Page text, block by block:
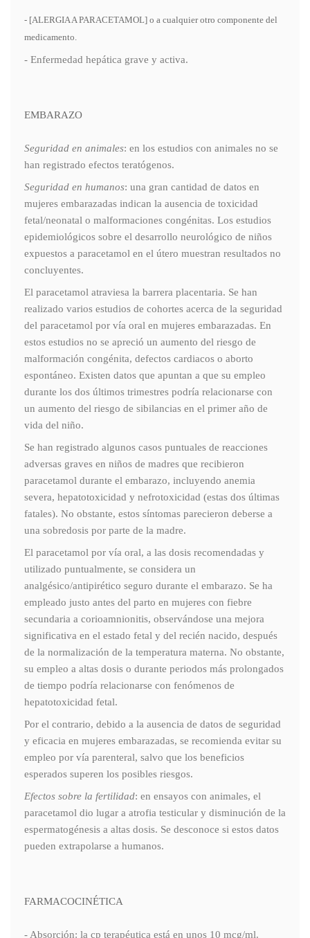
- [ALERGIA A PARACETAMOL] o a cualquier otro componente del
medicamento.
- Enfermedad hepática grave y activa.
EMBARAZO
Seguridad en animales: en los estudios con animales no se
han registrado efectos teratógenos.
Seguridad en humanos: una gran cantidad de datos en
mujeres embarazadas indican la ausencia de toxicidad
fetal/neonatal o malformaciones congénitas. Los estudios
epidemiológicos sobre el desarrollo neurológico de niños
expuestos a paracetamol en el útero muestran resultados no
concluyentes.
El paracetamol atraviesa la barrera placentaria. Se han
realizado varios estudios de cohortes acerca de la seguridad
del paracetamol por vía oral en mujeres embarazadas. En
estos estudios no se apreció un aumento del riesgo de
malformación congénita, defectos cardiacos o aborto
espontáneo. Existen datos que apuntan a que su empleo
durante los dos últimos trimestres podría relacionarse con
un aumento del riesgo de sibilancias en el primer año de
vida del niño.
Se han registrado algunos casos puntuales de reacciones
adversas graves en niños de madres que recibieron
paracetamol durante el embarazo, incluyendo anemia
severa, hepatotoxicidad y nefrotoxicidad (estas dos últimas
fatales). No obstante, estos síntomas parecieron deberse a
una sobredosis por parte de la madre.
El paracetamol por vía oral, a las dosis recomendadas y
utilizado puntualmente, se considera un
analgésico/antipirético seguro durante el embarazo. Se ha
empleado justo antes del parto en mujeres con fiebre
secundaria a corioamnionitis, observándose una mejora
significativa en el estado fetal y del recién nacido, después
de la normalización de la temperatura materna. No obstante,
su empleo a altas dosis o durante periodos más prolongados
de tiempo podría relacionarse con fenómenos de
hepatotoxicidad fetal.
Por el contrario, debido a la ausencia de datos de seguridad
y eficacia en mujeres embarazadas, se recomienda evitar su
empleo por vía parenteral, salvo que los beneficios
esperados superen los posibles riesgos.
Efectos sobre la fertilidad: en ensayos con animales, el
paracetamol dio lugar a atrofia testicular y disminución de la
espermatogénesis a altas dosis. Se desconoce si estos datos
pueden extrapolarse a humanos.
FARMACOCINÉTICA
- Absorción: la cp terapéutica está en unos 10 mcg/ml.